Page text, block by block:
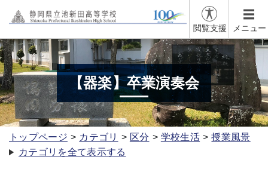
閲覧支援 メニュー
【器楽】卒業演奏会
トップページ カテゴリ 区分 学校生活
授業風景
カテゴリを全て表示する